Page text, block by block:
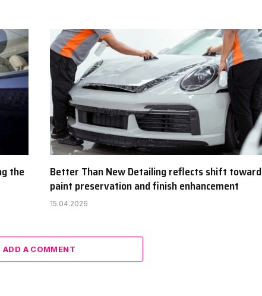
the
Better Than New Detailing reflects shift toward
paint preservation and finish enhancement
15.04.2026
ADD A COMMENT